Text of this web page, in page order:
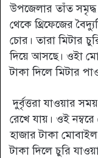
উপজেলার তাঁত সমৃদ্ধ
থেকে থ্রিফেজের
চোর। তারা মিটার
দিয়ে আসছে। ওইা
টাকা দিলে মিটার
দুর্বৃত্তরা যাওয়ার
রেখে যায়। ওই
হাজার টাকা
টাকা দিলে চুরি